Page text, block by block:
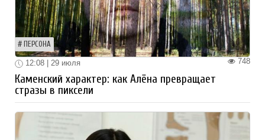
ПЕРСОНА
748
12:08 | 29 июля
Каменский характер: как Алёна превращает
стразы в пиксели